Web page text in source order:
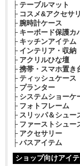
テーブルマット
コスメ&アクセサ
腕時計ケース
キーボード保護カ
キッチンアイテム
インテリア・収納
アクリルひな壇
携帯・スマホ置き
ティッシュケース
プランター
システムショーケ
フォトフレーム
スリッパ＆シュー
ファーストシュー
アクセサリー
バスアイテム
ショップ向けアイ